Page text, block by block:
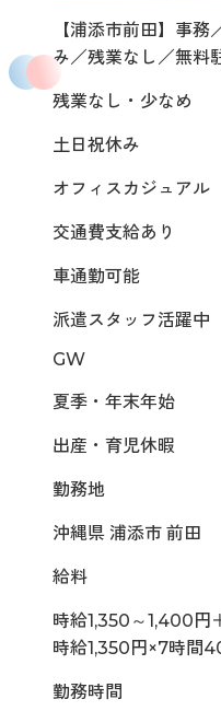
【浦添市前田】事
み／残業なし／無料
残業なし・少なめ
土日祝休み
オフィスカジュアル
交通費支給あり
車通勤可能
派遣スタッフ活躍中
GW
夏季・年末年始
出産・育児休暇
勤務地
沖縄県 浦添市 前田
給料
時給1,350～1,400円
時給1,350円×7時間
勤務時間